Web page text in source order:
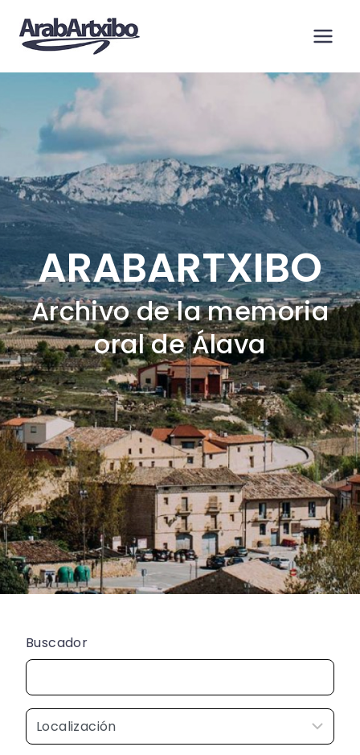
contenido
ARABARTXIBO
Archivo de la memoria
oral de Álava
Buscador